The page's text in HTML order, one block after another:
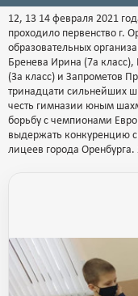
12, 13 14 февраля 2021
проходило первенство г.
образовательных
Бренева Ирина (7а
(3а класс) и Запрометов
тринадцати сильнейших
честь гимназии юным
борьбу с чемпионами
выдержать конкуренцию
лицеев города